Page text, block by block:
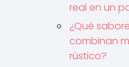
real en un
¿Qué
combinan
rústico?